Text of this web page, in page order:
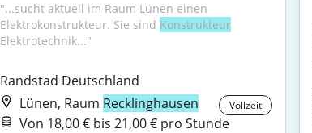
"...sucht aktuell im Raum Lünen einen
Elektrokonstrukteur. Sie sind Konstrukteur
Elektrotechnik..."
Randstad Deutschland
Lünen, Raum Recklinghausen Vollzeit
Von 18,00 € bis 21,00 € pro Stunde